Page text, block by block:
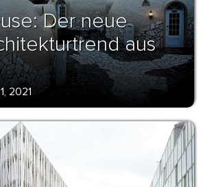
Der neue
aus
2021